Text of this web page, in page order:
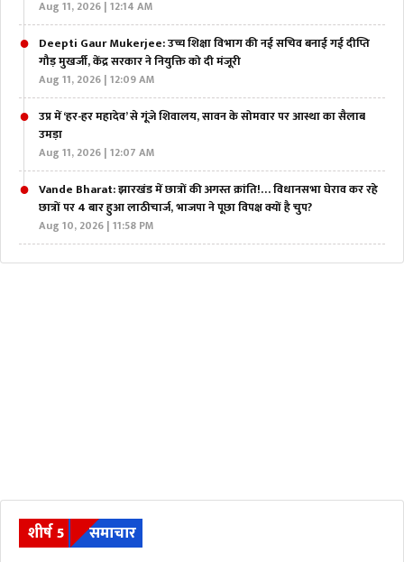
Aug 11, 2026 | 12:14 AM
Deepti Gaur Mukerjee: उच्च शिक्षा विभाग की नई सचिव बनाई गई दीप्ति
गौड़ मुखर्जी, केंद्र सरकार ने नियुक्ति को दी मंजूरी
Aug 11, 2026 | 12:09 AM
उप्र में ‘हर-हर महादेव’ से गूंजे शिवालय, सावन के सोमवार पर आस्था का सैलाब
उमड़ा
Aug 11, 2026 | 12:07 AM
Vande Bharat: झारखंड में छात्रों की अगस्त क्रांति!… विधानसभा घेराव कर रहे
छात्रों पर 4 बार हुआ लाठीचार्ज, भाजपा ने पूछा विपक्ष क्यों है चुप?
Aug 10, 2026 | 11:58 PM
शीर्ष 5 समाचार